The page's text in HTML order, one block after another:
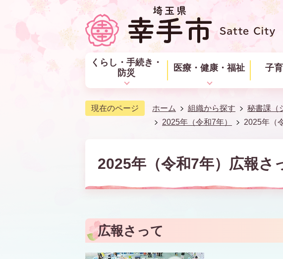
くらし・手続き・
防災
医療・健康・福祉 子
現在のページ ホーム 組織から探す 秘書課（
2025年（令和7年）
2025年（
2025年（令和7年）広報さ
広報さって